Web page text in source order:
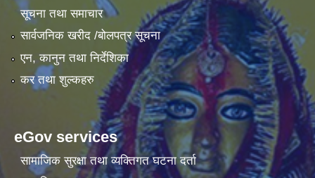
सूचना तथा समाचार
सार्वजनिक खरीद /बोलपत्र सूचना
एन, कानुन तथा निर्देशिका
कर तथा शुल्कहरु
eGov services
सामाजिक सुरक्षा तथा व्यक्तिगत घटना दर्ता